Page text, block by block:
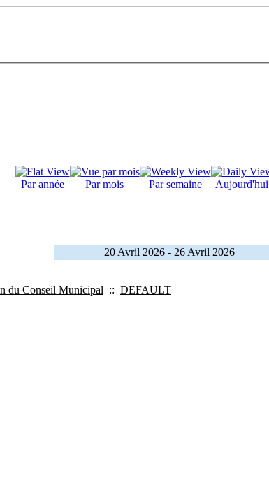
Par année Par mois Par semaine Aujourd'hui
20 Avril 2026 - 26 Avril 2026
du Conseil Municipal :: DEFAULT